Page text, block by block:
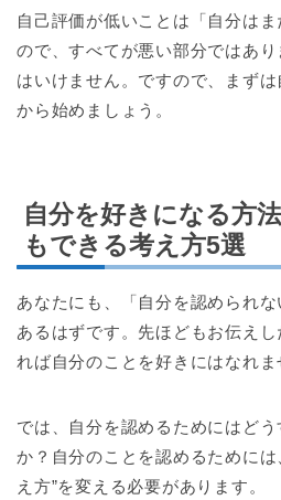
自己評価が低いことは「自分は
ので、すべてが悪い部分ではあ
はいけません。ですので、まず
から始めましょう。
自分を好きになる方
もできる考え方5選
あなたにも、「自分を認められ
あるはずです。先ほどもお伝え
れば自分のことを好きにはなれま
では、自分を認めるためにはど
か？自分のことを認めるために
え方”を変える必要があります。